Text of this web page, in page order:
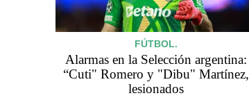
FÚTBOL.
Alarmas en la Selección argentina:
“Cuti" Romero y "Dibu" Martínez,
lesionados